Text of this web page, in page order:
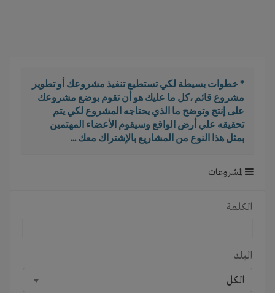
n
* خطوات بسيطة لكي تستطيع تنفيذ مشروعك أو تطوير
مشروع قائم ،كل ما عليك هو أن تقوم بوضع مشروعك
على إنتج وتوضح ما الذي يحتاجه المشروع لكي يتم
تحقيقه علي أرض الواقع وسيقوم الأعضاء المهتمين
بمثل هذا النوع من المشاريع بالإشتراك معك ...
المشروعات
الكلمة
البلد
الكل